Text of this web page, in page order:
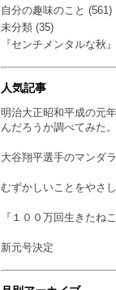
自分の趣味のこと (561)
未分類 (35)
『センチメンタルな秋
人気記事
明治大正昭和平成の元
んだろうか調べてみた。
大谷翔平選手のマンダ
むずかしいことをやさ
『１００万回生きたね
新元号決定